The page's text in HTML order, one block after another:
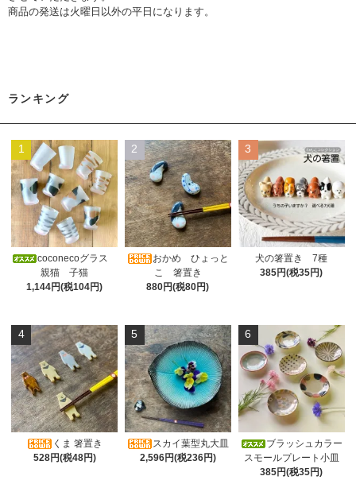
商品の発送は火曜日以外の平日になります。
ランキング
1
coconecoグラス
親猫 子猫
1,144円(税104円)
2
おかめ ひょっと
こ 箸置き
880円(税80円)
3
犬の箸置き 7種
385円(税35円)
4
くま 箸置き
528円(税48円)
5
スカイ葉型丸大皿
2,596円(税236円)
6
ブラッシュカラー
スモールプレート小皿
385円(税35円)